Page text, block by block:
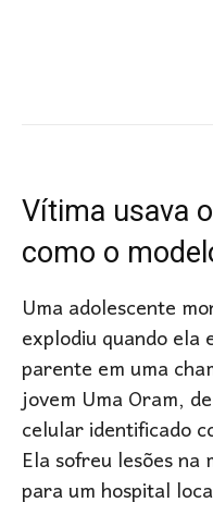
Vítima usava
como o
Uma adolescente
explodiu quando ela
parente em uma
jovem Uma Oram,
celular identificado
Ela sofreu lesões
para um hospital